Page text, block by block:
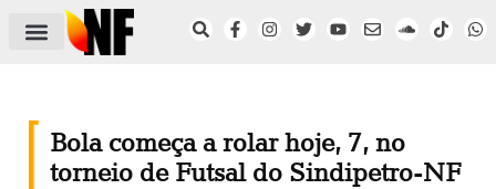
Bola começa a rolar hoje, 7, no
torneio de Futsal do Sindipetro-NF